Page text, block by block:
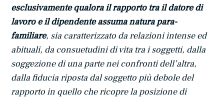
esclusivamente qualora il rapporto tra il datore di
lavoro e il dipendente assuma natura para-
familiare, sia caratterizzato da relazioni intense ed
abituali, da consuetudini di vita tra i soggetti, dalla
soggezione di una parte nei confronti dell’altra,
dalla fiducia riposta dal soggetto più debole del
rapporto in quello che ricopre la posizione di